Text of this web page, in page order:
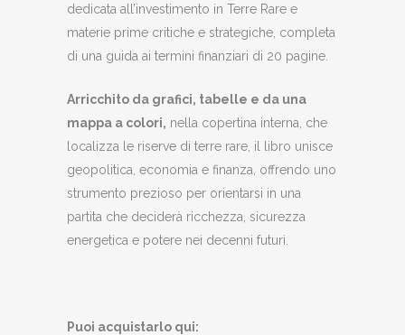
dedicata all’investimento in Terre Rare e
materie prime critiche e strategiche, completa
di una guida ai termini finanziari di 20 pagine.
Arricchito da grafici, tabelle e da una
mappa a colori, nella copertina interna, che
localizza le riserve di terre rare, il libro unisce
geopolitica, economia e finanza, offrendo uno
strumento prezioso per orientarsi in una
partita che deciderà ricchezza, sicurezza
energetica e potere nei decenni futuri.
Puoi acquistarlo qui: